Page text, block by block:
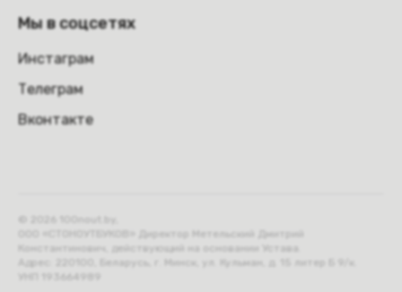
Мы в соцсетях
Инстаграм
Телеграм
Вконтакте
ООО «СТОНОУТБУКОВ» Директор Метельский Дмитрий
Константинович, действующий на основании Устава.
Адрес: 220100, Беларусь, г. Минск, ул. Кульман, д. 15 литер Б 9/к.